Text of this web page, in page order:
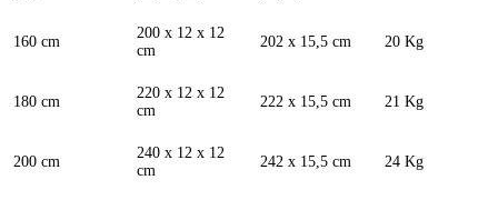
160 cm
200 x 12 x 12
cm
202 x 15,5 cm 20 Kg
180 cm
220 x 12 x 12
cm
222 x 15,5 cm 21 Kg
200 cm
240 x 12 x 12
cm
242 x 15,5 cm 24 Kg